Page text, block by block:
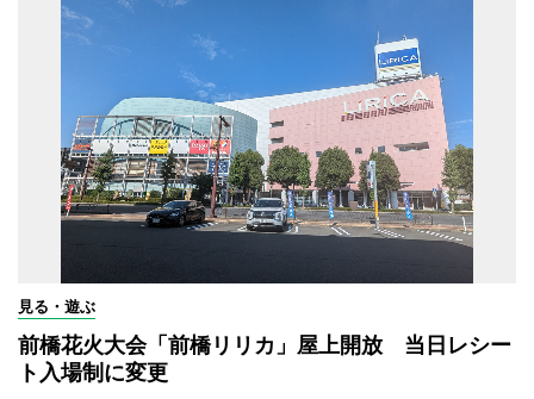
見る・遊ぶ
前橋花火大会「前橋リリカ」屋上開放 当日レシー
ト入場制に変更